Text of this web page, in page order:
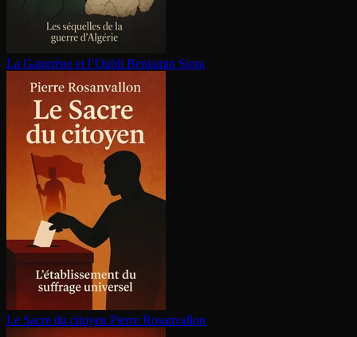
La Gangrène et l’Oubli Benjamin Stora
Le Sacre du citoyen Pierre Rosanvallon